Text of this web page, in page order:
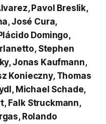
Pavol Breslik,
José Cura,
Domingo,
Stephen
Jonas Kaufmann,
Konieczny, Thomas
Michael Schade,
Falk Struckmann,
Rolando